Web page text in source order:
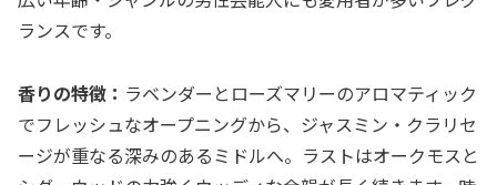
ランスです。
香りの特徴： ラベンダーとローズマリーのアロマティック
でフレッシュなオープニングから、ジャスミン・クラリセ
ージが重なる深みのあるミドルへ。ラストはオークモスと